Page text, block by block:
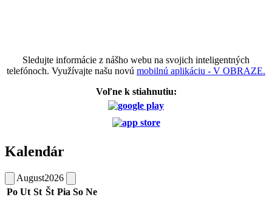
Sledujte informácie z nášho webu na svojich inteligentných
telefónoch. Využívajte našu novú mobilnú aplikáciu - V OBRAZE.
Voľne k stiahnutiu:
Kalendár
August2026
Po Ut St Št Pia So Ne